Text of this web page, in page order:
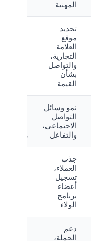
المهنية
تحديد
موقع
العلامة
التجارية،
والتواصل
بشأن
القيمة
نمو وسائل
التواصل
الاجتماعي،
والتفاعل
رقمياً
جذب
العملاء،
تسجيل
أعضاء
برنامج
الولاء
دعم
الحملة،